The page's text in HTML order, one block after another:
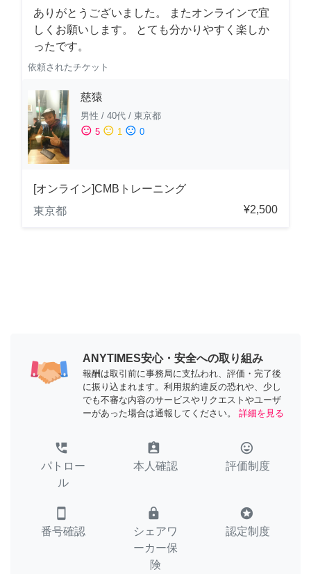
ありがとうございました。 またオンラインで宜
しくお願いします。 とても分かりやすく楽しか
ったです。
依頼されたチケット
慈猿
男性 / 40代 / 東京都
sentiment_satisfied 5 sentiment_neutral 1 sentiment_dissatisfied 0
[オンライン]CMBトレーニング
東京都
¥2,500
ANYTIMES安心・安全への取り組み
報酬は取引前に事務局に支払われ、評価・完了後
に振り込まれます。利用規約違反の恐れや、少し
でも不審な内容のサービスやリクエストやユーザ
ーがあった場合は通報してください。
詳細を見る
perm_phone_msg
パトロー
ル
assignment_ind
本人確認
tag_faces
評価制度
smartphone
番号確認
lock
シェアワ
ーカー保
険
stars
認定制度